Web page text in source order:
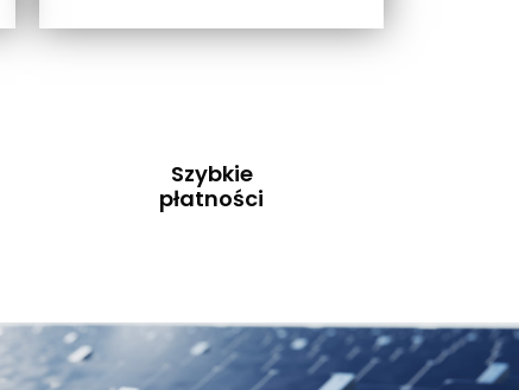
Szybkie
płatności